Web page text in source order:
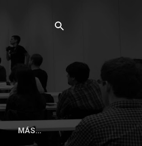
MÁS…